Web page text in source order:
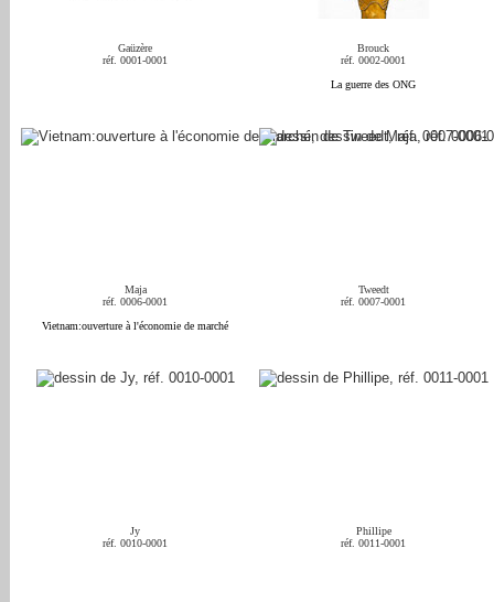
Gaüzère
réf. 0001-0001
Brouck
réf. 0002-0001
La guerre des ONG
Maja
réf. 0006-0001
Vietnam:ouverture à l'économie de marché
Tweedt
réf. 0007-0001
Jy
réf. 0010-0001
Phillipe
réf. 0011-0001